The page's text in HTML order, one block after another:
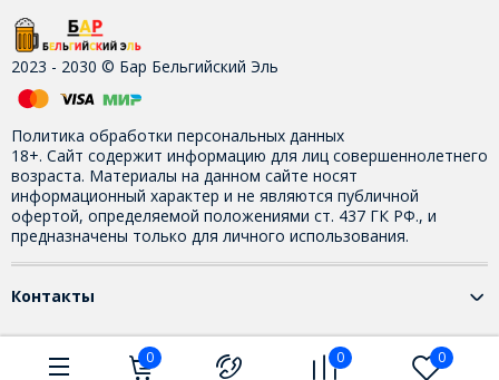
2023 - 2030 © Бар Бельгийский Эль
Политика обработки персональных данных
18+. Сайт содержит информацию для лиц совершеннолетнего
возраста. Материалы на данном сайте носят
информационный характер и не являются публичной
офертой, определяемой положениями ст. 437 ГК РФ., и
предназначены только для личного использования.
Контакты
0 0 0